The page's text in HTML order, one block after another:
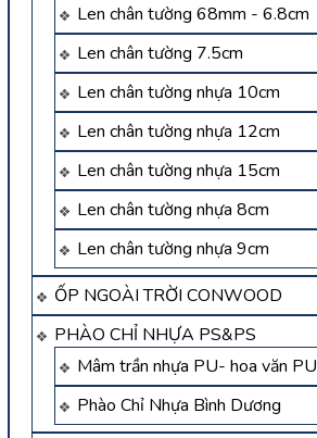
Len chân tường 68mm - 6.8cm
Len chân tường 7.5cm
Len chân tường nhựa 10cm
Len chân tường nhựa 12cm
Len chân tường nhựa 15cm
Len chân tường nhựa 8cm
Len chân tường nhựa 9cm
ỐP NGOÀI TRỜI CONWOOD
PHÀO CHỈ NHỰA PS&PS
Mâm trần nhựa PU- hoa văn PU
Phào Chỉ Nhựa Bình Dương